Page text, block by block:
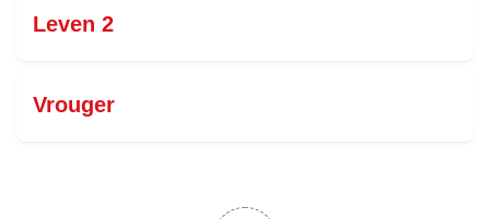
Leven 2
Vrouger